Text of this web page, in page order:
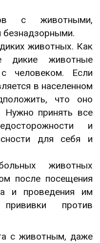
с животными,
безнадзорными.
животных. Как
дикие животные
человеком. Если
в населенном
что оно
Нужно принять все
и
для себя и
животных
после посещения
и проведения им
прививки против
с животным, даже